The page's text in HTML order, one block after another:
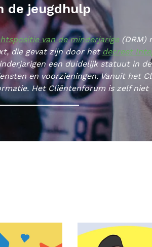
de jeugdhulp
van de minderjarige(DRM)
die gevat zijn door hetdecreet
een duidelijk statuut in
en voorzieningen. Vanuit het
Het Cliëntenforum is zelf